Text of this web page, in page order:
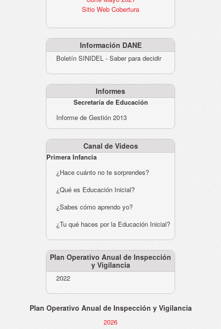
Sitio Web Cobertura
Información DANE
Boletín SINIDEL - Saber para decidir
Informes
Secretaría de Educación
Informe de Gestión 2013
Canal de Videos
Primera Infancia
¿Hace cuánto no te sorprendes?
¿Qué es Educación Inicial?
¿Sabes cómo aprendo yo?
¿Tu qué haces por la Educación Inicial?
Plan Operativo Anual de Inspección
y Vigilancia
2022
Plan Operativo Anual de Inspección y Vigilancia
2026